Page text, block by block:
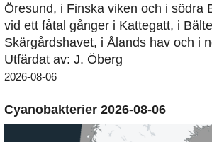
Öresund, i Finska viken och i södra
vid ett fåtal gånger i Kattegatt, i
Skärgårdshavet, i Ålands hav och i
Utfärdat av: J. Öberg
2026-08-06
Cyanobakterier 2026-08-06